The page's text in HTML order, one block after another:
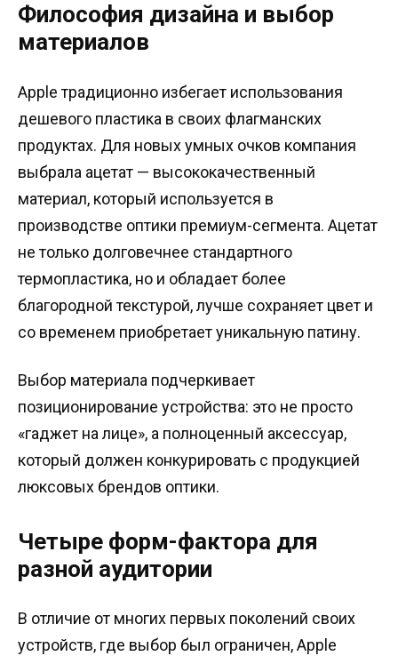
Философия дизайна и выбор
материалов
Apple традиционно избегает использования
дешевого пластика в своих флагманских
продуктах. Для новых умных очков компания
выбрала ацетат — высококачественный
материал, который используется в
производстве оптики премиум-сегмента. Ацетат
не только долговечнее стандартного
термопластика, но и обладает более
благородной текстурой, лучше сохраняет цвет и
со временем приобретает уникальную патину.
Выбор материала подчеркивает
позиционирование устройства: это не просто
«гаджет на лице», а полноценный аксессуар,
который должен конкурировать с продукцией
люксовых брендов оптики.
Четыре форм-фактора для
разной аудитории
В отличие от многих первых поколений своих
устройств, где выбор был ограничен, Apple